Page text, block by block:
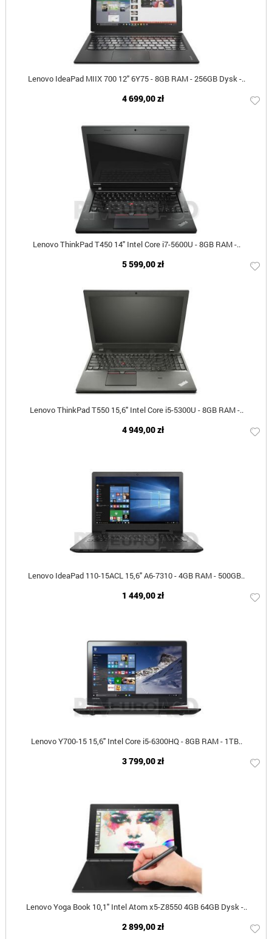
Lenovo IdeaPad MIIX 700 12" 6Y75 - 8GB RAM - 256GB Dysk -..
4 699,00 zł
Lenovo ThinkPad T450 14" Intel Core i7-5600U - 8GB RAM -..
5 599,00 zł
Lenovo ThinkPad T550 15,6" Intel Core i5-5300U - 8GB RAM -..
4 949,00 zł
Lenovo IdeaPad 110-15ACL 15,6" A6-7310 - 4GB RAM - 500GB..
1 449,00 zł
Lenovo Y700-15 15,6" Intel Core i5-6300HQ - 8GB RAM - 1TB..
3 799,00 zł
Lenovo Yoga Book 10,1" Intel Atom x5-Z8550 4GB 64GB Dysk -..
2 899,00 zł